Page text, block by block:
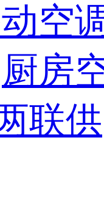
空
厨房
联供